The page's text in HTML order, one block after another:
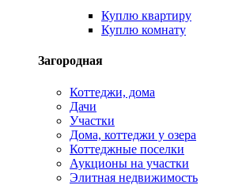
Куплю квартиру
Куплю комнату
Загородная
Коттеджи, дома
Дачи
Участки
Дома, коттеджи у озера
Коттеджные поселки
Аукционы на участки
Элитная недвижимость